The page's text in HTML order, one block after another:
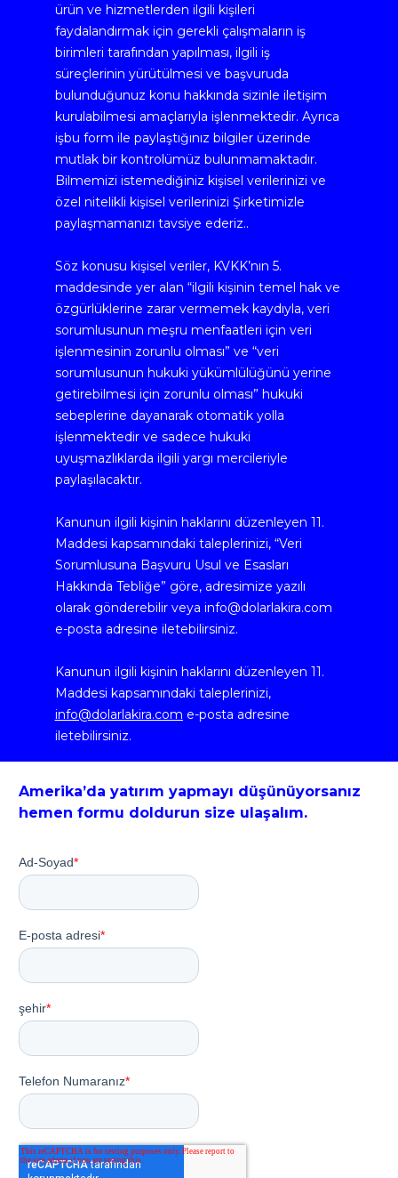
ürün ve hizmetlerden ilgili kişileri
faydalandırmak için gerekli çalışmaların iş
birimleri tarafından yapılması, ilgili iş
süreçlerinin yürütülmesi ve başvuruda
bulunduğunuz konu hakkında sizinle iletişim
kurulabilmesi amaçlarıyla işlenmektedir. Ayrıca
işbu form ile paylaştığınız bilgiler üzerinde
mutlak bir kontrolümüz bulunmamaktadır.
Bilmemizi istemediğiniz kişisel verilerinizi ve
özel nitelikli kişisel verilerinizi Şirketimizle
paylaşmamanızı tavsiye ederiz..
Söz konusu kişisel veriler, KVKK’nın 5.
maddesinde yer alan “ilgili kişinin temel hak ve
özgürlüklerine zarar vermemek kaydıyla, veri
sorumlusunun meşru menfaatleri için veri
işlenmesinin zorunlu olması” ve “veri
sorumlusunun hukuki yükümlülüğünü yerine
getirebilmesi için zorunlu olması” hukuki
sebeplerine dayanarak otomatik yolla
işlenmektedir ve sadece hukuki
uyuşmazlıklarda ilgili yargı mercileriyle
paylaşılacaktır.
Kanunun ilgili kişinin haklarını düzenleyen 11.
Maddesi kapsamındaki taleplerinizi, “Veri
Sorumlusuna Başvuru Usul ve Esasları
Hakkında Tebliğe” göre, adresimize yazılı
olarak gönderebilir veya info@dolarlakira.com
e-posta adresine iletebilirsiniz.
Kanunun ilgili kişinin haklarını düzenleyen 11.
Maddesi kapsamındaki taleplerinizi,
info@dolarlakira.com e-posta adresine
iletebilirsiniz.
Amerika’da yatırım yapmayı düşünüyorsanız
hemen formu doldurun size ulaşalım.